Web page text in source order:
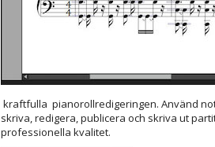
kraftfulla pianorollredigeringen. Använd
skriva, redigera, publicera och skriva ut
professionella kvalitet.